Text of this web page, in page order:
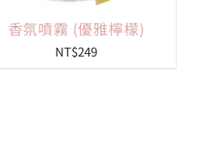
香氛噴霧 (優雅檸檬)
NT$249